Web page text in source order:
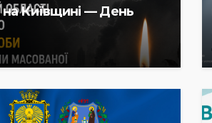
на Київщині — День